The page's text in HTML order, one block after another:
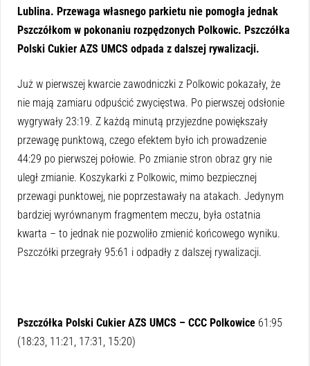
Lublina. Przewaga własnego parkietu nie pomogła jednak
Pszczółkom w pokonaniu rozpędzonych Polkowic. Pszczółka
Polski Cukier AZS UMCS odpada z dalszej rywalizacji.
Już w pierwszej kwarcie zawodniczki z Polkowic pokazały, że
nie mają zamiaru odpuścić zwycięstwa. Po pierwszej odsłonie
wygrywały 23:19. Z każdą minutą przyjezdne powiększały
przewagę punktową, czego efektem było ich prowadzenie
44:29 po pierwszej połowie. Po zmianie stron obraz gry nie
uległ zmianie. Koszykarki z Polkowic, mimo bezpiecznej
przewagi punktowej, nie poprzestawały na atakach. Jedynym
bardziej wyrównanym fragmentem meczu, była ostatnia
kwarta – to jednak nie pozwoliło zmienić końcowego wyniku.
Pszczółki przegrały 95:61 i odpadły z dalszej rywalizacji.
Pszczółka Polski Cukier AZS UMCS – CCC Polkowice 61:95
(18:23, 11:21, 17:31, 15:20)